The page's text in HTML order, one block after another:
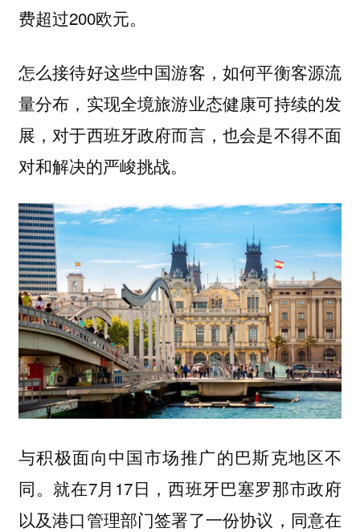
费超过200欧元。
怎么接待好这些中国游客，如何平衡客源流
量分布，实现全境旅游业态健康可持续的发
展，对于西班牙政府而言，也会是不得不面
对和解决的严峻挑战。
与积极面向中国市场推广的巴斯克地区不
同。就在7月17日，西班牙巴塞罗那市政府
以及港口管理部门签署了一份协议，同意在